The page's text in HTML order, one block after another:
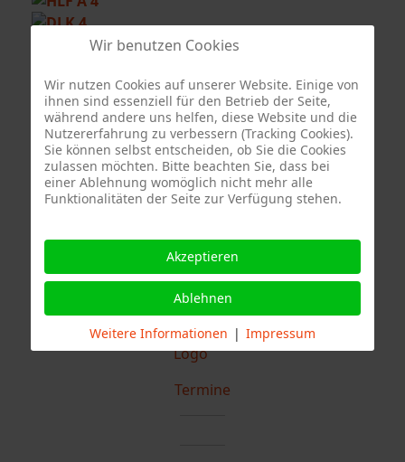
Sonderfahrzeug Berufsfeuerwehr Stuttgart
Quelle Fotos:
Freiwillige Feuerwehr Stuttgart Abteilung
Stammheim, Branddirektion Stuttgart
Termine
Wir benutzen Cookies
Wir nutzen Cookies auf unserer Website. Einige von
ihnen sind essenziell für den Betrieb der Seite,
während andere uns helfen, diese Website und die
Nutzererfahrung zu verbessern (Tracking Cookies).
Sie können selbst entscheiden, ob Sie die Cookies
zulassen möchten. Bitte beachten Sie, dass bei
einer Ablehnung womöglich nicht mehr alle
Funktionalitäten der Seite zur Verfügung stehen.
Akzeptieren
Ablehnen
Weitere Informationen | Impressum